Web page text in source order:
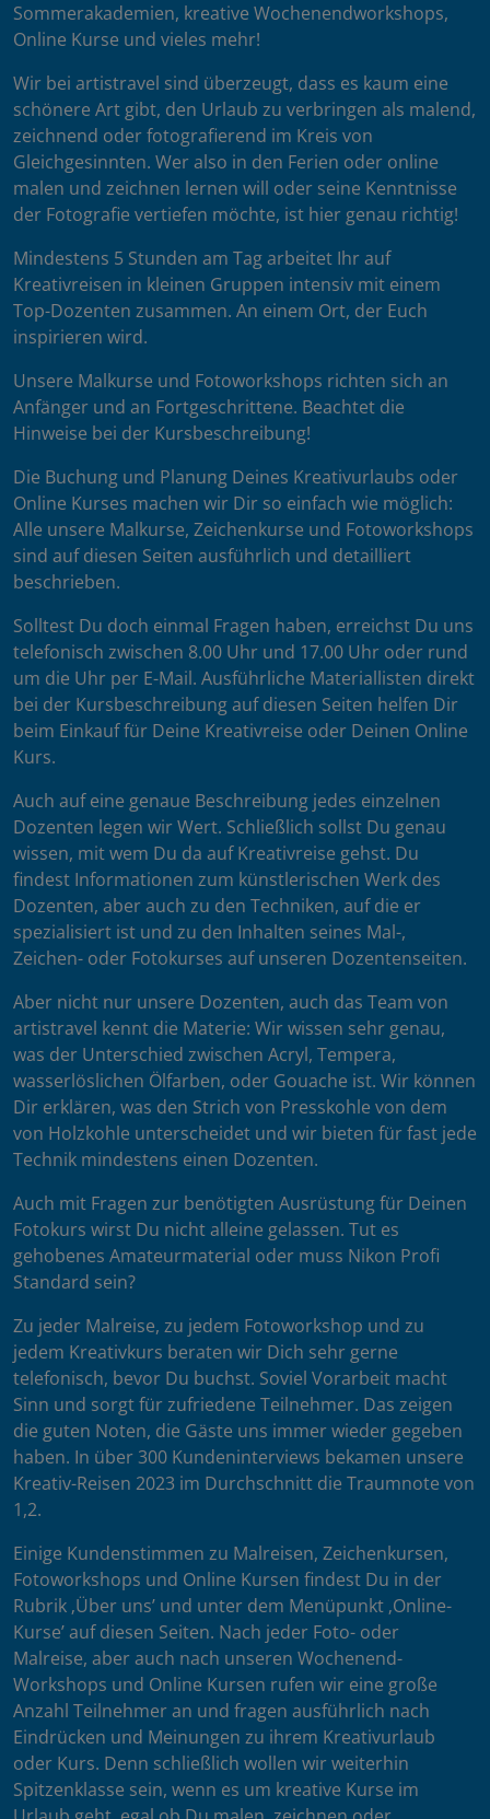
Sommerakademien, kreative Wochenendworkshops,
Online Kurse und vieles mehr!
Wir bei artistravel sind überzeugt, dass es kaum eine
schönere Art gibt, den Urlaub zu verbringen als malend,
zeichnend oder fotografierend im Kreis von
Gleichgesinnten. Wer also in den Ferien oder online
malen und zeichnen lernen will oder seine Kenntnisse
der Fotografie vertiefen möchte, ist hier genau richtig!
Mindestens 5 Stunden am Tag arbeitet Ihr auf
Kreativreisen in kleinen Gruppen intensiv mit einem
Top-Dozenten zusammen. An einem Ort, der Euch
inspirieren wird.
Unsere Malkurse und Fotoworkshops richten sich an
Anfänger und an Fortgeschrittene. Beachtet die
Hinweise bei der Kursbeschreibung!
Die Buchung und Planung Deines Kreativurlaubs oder
Online Kurses machen wir Dir so einfach wie möglich:
Alle unsere Malkurse, Zeichenkurse und Fotoworkshops
sind auf diesen Seiten ausführlich und detailliert
beschrieben.
Solltest Du doch einmal Fragen haben, erreichst Du uns
telefonisch zwischen 8.00 Uhr und 17.00 Uhr oder rund
um die Uhr per E-Mail. Ausführliche Materiallisten direkt
bei der Kursbeschreibung auf diesen Seiten helfen Dir
beim Einkauf für Deine Kreativreise oder Deinen Online
Kurs.
Auch auf eine genaue Beschreibung jedes einzelnen
Dozenten legen wir Wert. Schließlich sollst Du genau
wissen, mit wem Du da auf Kreativreise gehst. Du
findest Informationen zum künstlerischen Werk des
Dozenten, aber auch zu den Techniken, auf die er
spezialisiert ist und zu den Inhalten seines Mal-,
Zeichen- oder Fotokurses auf unseren Dozentenseiten.
Aber nicht nur unsere Dozenten, auch das Team von
artistravel kennt die Materie: Wir wissen sehr genau,
was der Unterschied zwischen Acryl, Tempera,
wasserlöslichen Ölfarben, oder Gouache ist. Wir können
Dir erklären, was den Strich von Presskohle von dem
von Holzkohle unterscheidet und wir bieten für fast jede
Technik mindestens einen Dozenten.
Auch mit Fragen zur benötigten Ausrüstung für Deinen
Fotokurs wirst Du nicht alleine gelassen. Tut es
gehobenes Amateurmaterial oder muss Nikon Profi
Standard sein?
Zu jeder Malreise, zu jedem Fotoworkshop und zu
jedem Kreativkurs beraten wir Dich sehr gerne
telefonisch, bevor Du buchst. Soviel Vorarbeit macht
Sinn und sorgt für zufriedene Teilnehmer. Das zeigen
die guten Noten, die Gäste uns immer wieder gegeben
haben. In über 300 Kundeninterviews bekamen unsere
Kreativ-Reisen 2023 im Durchschnitt die Traumnote von
1,2.
Einige Kundenstimmen zu Malreisen, Zeichenkursen,
Fotoworkshops und Online Kursen findest Du in der
Rubrik ‚Über uns’ und unter dem Menüpunkt ‚Online-
Kurse’ auf diesen Seiten. Nach jeder Foto- oder
Malreise, aber auch nach unseren Wochenend-
Workshops und Online Kursen rufen wir eine große
Anzahl Teilnehmer an und fragen ausführlich nach
Eindrücken und Meinungen zu ihrem Kreativurlaub
oder Kurs. Denn schließlich wollen wir weiterhin
Spitzenklasse sein, wenn es um kreative Kurse im